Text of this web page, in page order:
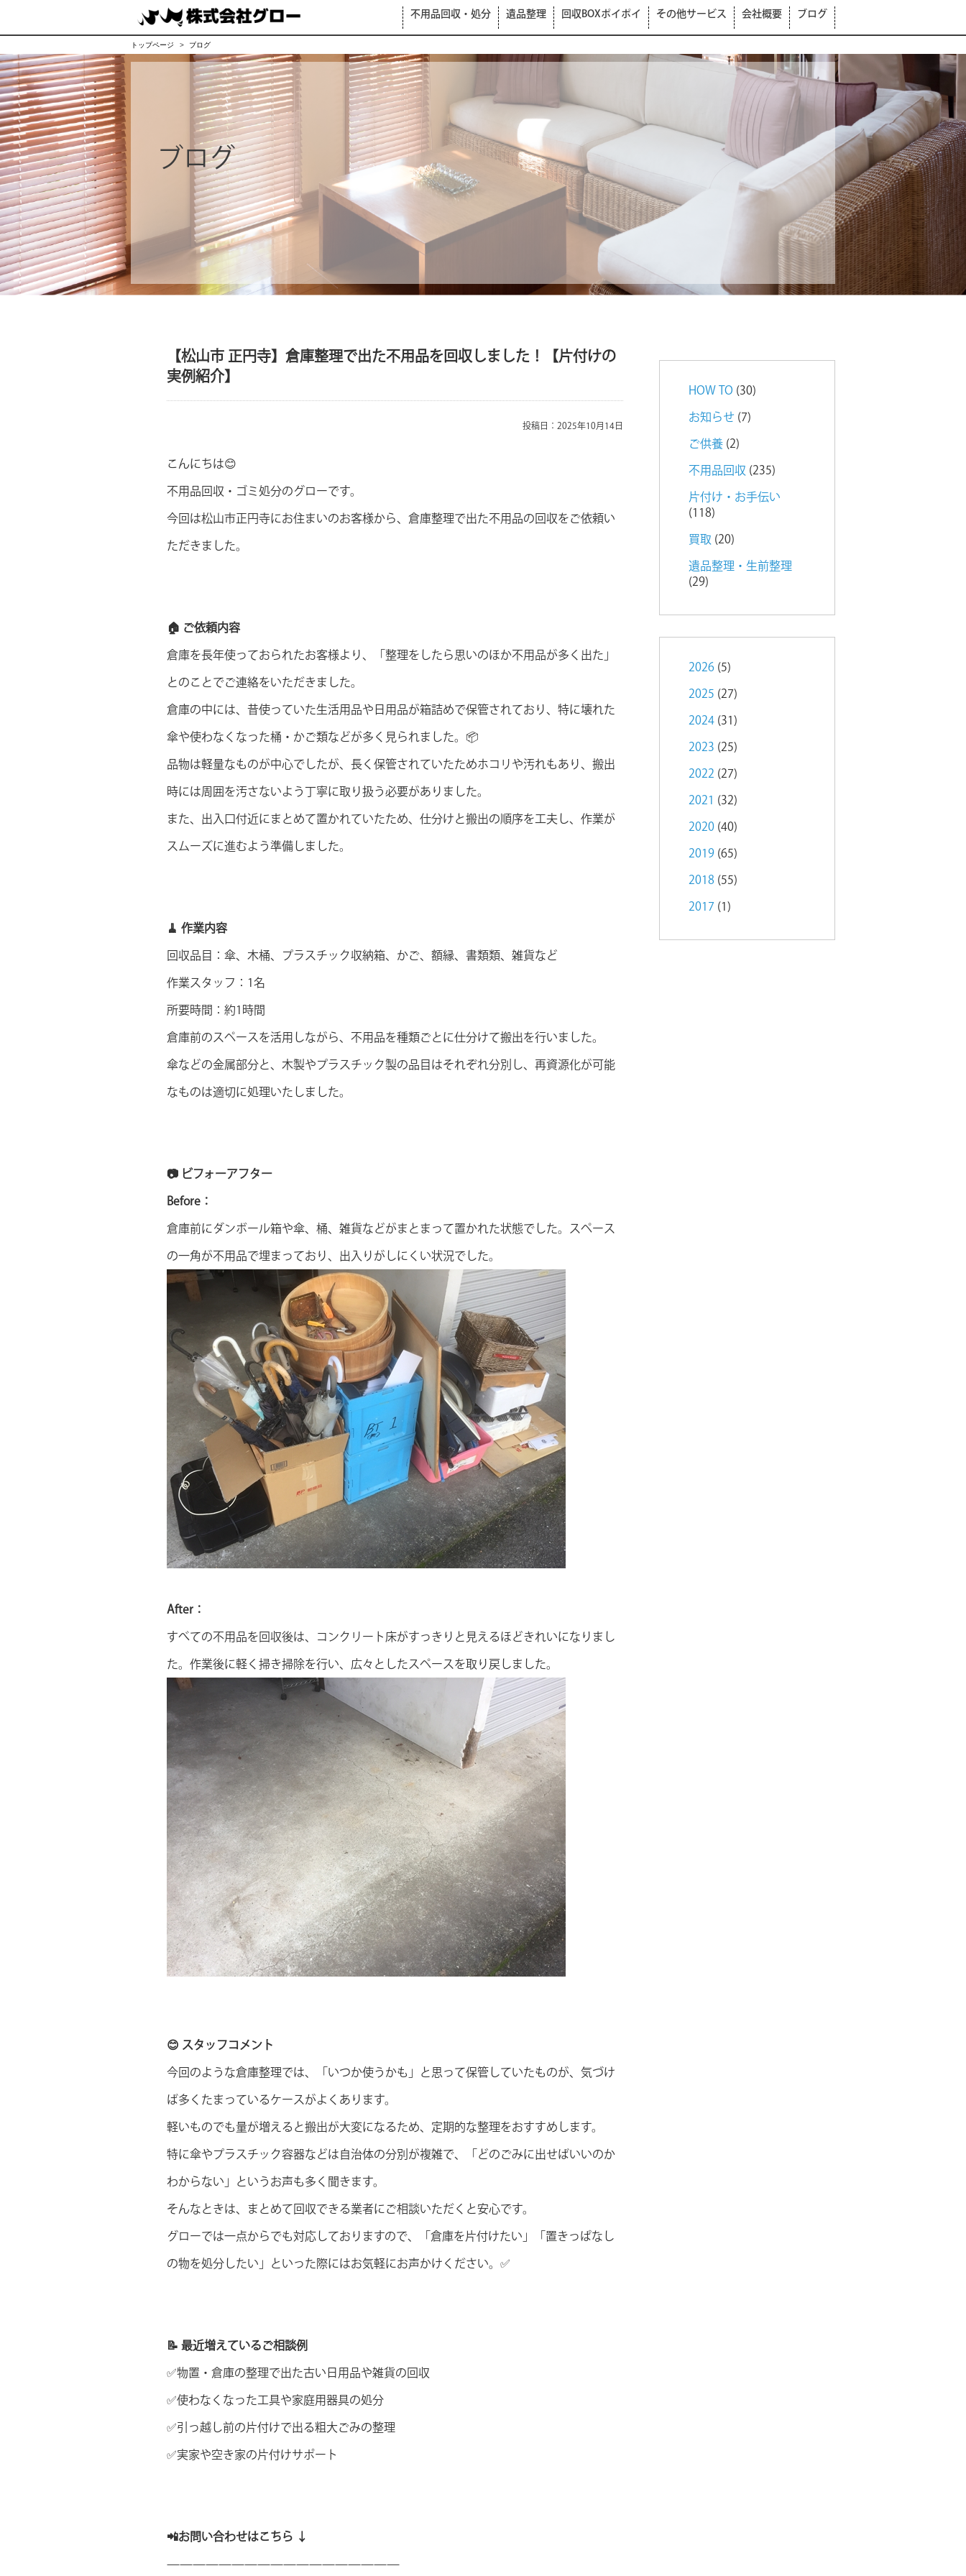
不用品回収・処分 遺品整理 回収BOXポイポイ その他サービス 会社概要 ブログ
トップページ ブログ
ブログ
【松山市 正円寺】倉庫整理で出た不用品を回収しました！【片付けの
実例紹介】
投稿日：2025年10月14日
こんにちは😊
不用品回収・ゴミ処分のグローです。
今回は松山市正円寺にお住まいのお客様から、倉庫整理で出た不用品の回収をご依頼い
ただきました。
🏠 ご依頼内容
倉庫を長年使っておられたお客様より、「整理をしたら思いのほか不用品が多く出た」
とのことでご連絡をいただきました。
倉庫の中には、昔使っていた生活用品や日用品が箱詰めで保管されており、特に壊れた
傘や使わなくなった桶・かご類などが多く見られました。📦
品物は軽量なものが中心でしたが、長く保管されていたためホコリや汚れもあり、搬出
時には周囲を汚さないよう丁寧に取り扱う必要がありました。
また、出入口付近にまとめて置かれていたため、仕分けと搬出の順序を工夫し、作業が
スムーズに進むよう準備しました。
🧹 作業内容
回収品目：傘、木桶、プラスチック収納箱、かご、額縁、書類類、雑貨など
作業スタッフ：1名
所要時間：約1時間
倉庫前のスペースを活用しながら、不用品を種類ごとに仕分けて搬出を行いました。
傘などの金属部分と、木製やプラスチック製の品目はそれぞれ分別し、再資源化が可能
なものは適切に処理いたしました。
📷 ビフォーアフター
Before：
倉庫前にダンボール箱や傘、桶、雑貨などがまとまって置かれた状態でした。スペース
の一角が不用品で埋まっており、出入りがしにくい状況でした。
After：
すべての不用品を回収後は、コンクリート床がすっきりと見えるほどきれいになりまし
た。作業後に軽く掃き掃除を行い、広々としたスペースを取り戻しました。
😊 スタッフコメント
今回のような倉庫整理では、「いつか使うかも」と思って保管していたものが、気づけ
ば多くたまっているケースがよくあります。
軽いものでも量が増えると搬出が大変になるため、定期的な整理をおすすめします。
特に傘やプラスチック容器などは自治体の分別が複雑で、「どのごみに出せばいいのか
わからない」というお声も多く聞きます。
そんなときは、まとめて回収できる業者にご相談いただくと安心です。
グローでは一点からでも対応しておりますので、「倉庫を片付けたい」「置きっぱなし
の物を処分したい」といった際にはお気軽にお声かけください。✅
📝 最近増えているご相談例
✅物置・倉庫の整理で出た古い日用品や雑貨の回収
✅使わなくなった工具や家庭用器具の処分
✅引っ越し前の片付けで出る粗大ごみの整理
✅実家や空き家の片付けサポート
📲お問い合わせはこちら ↓
——————————————————
HOW TO (30)
お知らせ (7)
ご供養 (2)
不用品回収 (235)
片付け・お手伝い
(118)
買取 (20)
遺品整理・生前整理
(29)
2026 (5)
2025 (27)
2024 (31)
2023 (25)
2022 (27)
2021 (32)
2020 (40)
2019 (65)
2018 (55)
2017 (1)